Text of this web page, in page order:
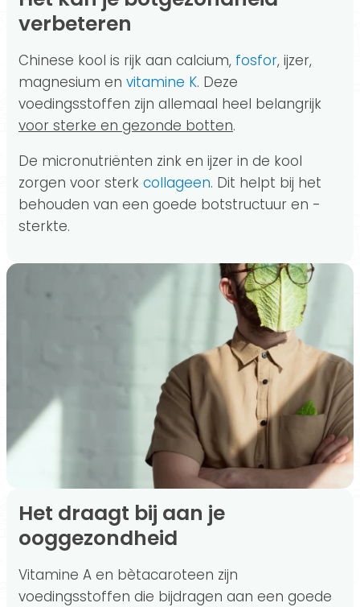
verbeteren
Chinese kool is rijk aan calcium, fosfor, ijzer,
magnesium en vitamine K. Deze
voedingsstoffen zijn allemaal heel belangrijk
voor sterke en gezonde botten.
De micronutriënten zink en ijzer in de kool
zorgen voor sterk collageen. Dit helpt bij het
behouden van een goede botstructuur en -
sterkte.
Het draagt bij aan je
ooggezondheid
Vitamine A en bètacaroteen zijn
voedingsstoffen die bijdragen aan een goede